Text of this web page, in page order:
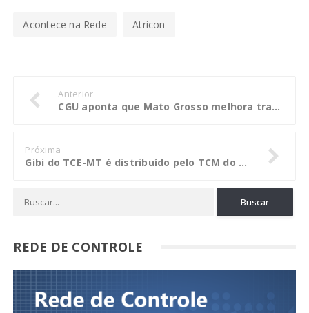
Acontece na Rede Atricon
Anterior
CGU aponta que Mato Grosso melhora transparência e obtém nota 9,58
Próxima
Gibi do TCE-MT é distribuído pelo TCM do Ceará
REDE DE CONTROLE